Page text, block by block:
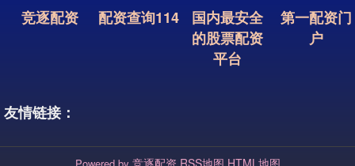
竞逐配资 配资查询114
国内最安全
的股票配资
平台
第一配资门
户
友情链接：